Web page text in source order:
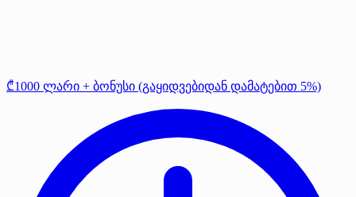
₾1000 ლარი + ბონუსი (გაყიდვებიდან დამატებით 5%)